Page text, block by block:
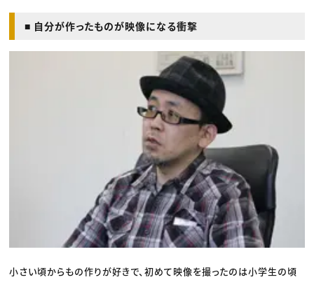
■ 自分が作ったものが映像になる衝撃
小さい頃からもの作りが好きで、初めて映像を撮ったのは小学生の頃